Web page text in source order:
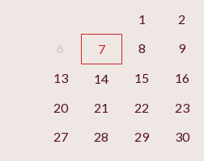
1
2
6
7 8 9
13
14 15 16
20
21 22 23
27
28 29 30